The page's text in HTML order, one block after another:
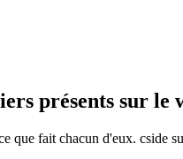
présents sur le
que fait chacun d'eux.